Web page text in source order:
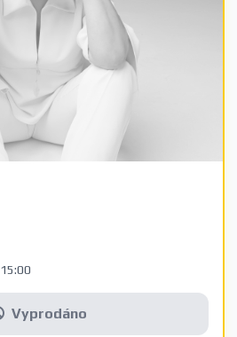
15:00
Vyprodáno